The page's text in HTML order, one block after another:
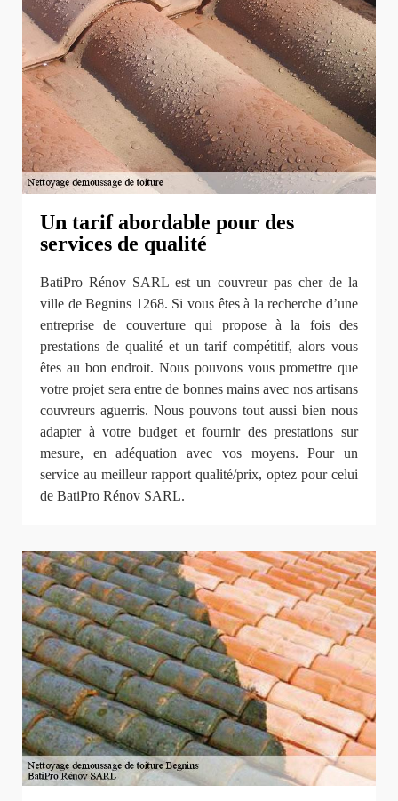
Un tarif abordable pour des
services de qualité
BatiPro Rénov SARL est un couvreur pas cher de la
ville de Begnins 1268. Si vous êtes à la recherche d’une
entreprise de couverture qui propose à la fois des
prestations de qualité et un tarif compétitif, alors vous
êtes au bon endroit. Nous pouvons vous promettre que
votre projet sera entre de bonnes mains avec nos artisans
couvreurs aguerris. Nous pouvons tout aussi bien nous
adapter à votre budget et fournir des prestations sur
mesure, en adéquation avec vos moyens. Pour un
service au meilleur rapport qualité/prix, optez pour celui
de BatiPro Rénov SARL.